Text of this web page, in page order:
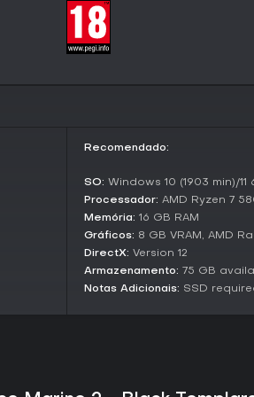
traz partidas PvP 6v6 em
equipe, Seize Ground para
confrontos baseados em
alguns apontarem repetição
você curte tiroteios intensos
num cenário rico em lore, este
Recomendado:
SO: Windows 10 (1903 min)/11
Processador: AMD Ryzen 7
Memória: 16 GB RAM
Gráficos: 8 GB VRAM, AMD
DirectX: Version 12
Armazenamento: 75 GB
Notas Adicionais: SSD